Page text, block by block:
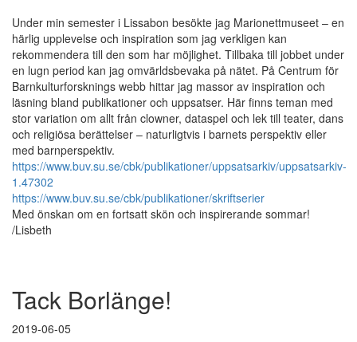
Under min semester i Lissabon besökte jag Marionettmuseet – en
härlig upplevelse och inspiration som jag verkligen kan
rekommendera till den som har möjlighet. Tillbaka till jobbet under
en lugn period kan jag omvärldsbevaka på nätet. På Centrum för
Barnkulturforsknings webb hittar jag massor av inspiration och
läsning bland publikationer och uppsatser. Här finns teman med
stor variation om allt från clowner, dataspel och lek till teater, dans
och religiösa berättelser – naturligtvis i barnets perspektiv eller
med barnperspektiv.
https://www.buv.su.se/cbk/publikationer/uppsatsarkiv/uppsatsarkiv-
1.47302
https://www.buv.su.se/cbk/publikationer/skriftserier
Med önskan om en fortsatt skön och inspirerande sommar!
/Lisbeth
Tack Borlänge!
2019-06-05